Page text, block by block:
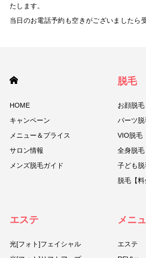
たします。
当日のお電話予約も空きがございましたら
HOME
キャンペーン
メニュー＆プライス
サロン情報
メンズ脱毛ガイド
脱毛
お顔脱毛
パーツ脱
VIO脱毛
全身脱毛
子ども脱
脱毛【料
エステ
光[フォト]フェイシャル
メニ
エステ